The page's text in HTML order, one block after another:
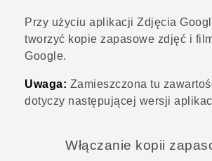
POMOC TECHNICZNA
Urządzenia i akcesoria HTC
Zaloguj się
Przy użyciu aplikacji Zdjęcia
tworzyć kopie zapasowe zdjęć i
Google.
Uwaga: Zamieszczona tu
dotyczy następującej wersji
Włączanie kopii